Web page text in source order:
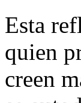
Esta
quien
creen